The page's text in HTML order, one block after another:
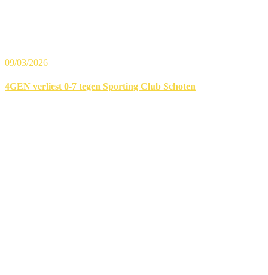
09/03/2026
4GEN verliest 0-7 tegen Sporting Club Schoten